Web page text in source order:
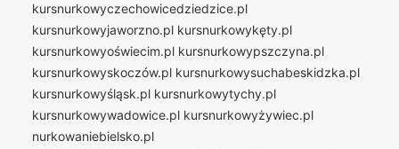
kursnurkowyczechowicedziedzice.pl
kursnurkowyjaworzno.pl kursnurkowykęty.pl
kursnurkowyoświecim.pl kursnurkowypszczyna.pl
kursnurkowyskoczów.pl kursnurkowysuchabeskidzka.pl
kursnurkowyśląsk.pl kursnurkowytychy.pl
kursnurkowywadowice.pl kursnurkowyżywiec.pl
nurkowaniebielsko.pl